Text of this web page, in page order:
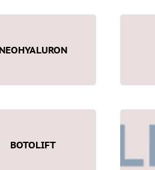
NEOHYALURON
BOTOLIFT